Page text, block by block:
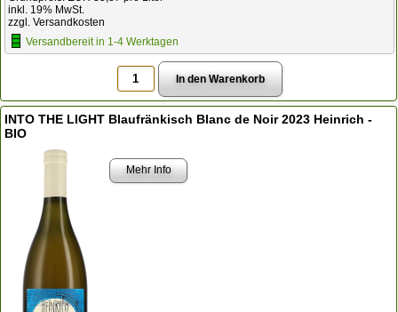
inkl. 19% MwSt.
zzgl. Versandkosten
Versandbereit in 1-4 Werktagen
INTO THE LIGHT Blaufränkisch Blanc de Noir 2023 Heinrich -
BIO
Mehr Info